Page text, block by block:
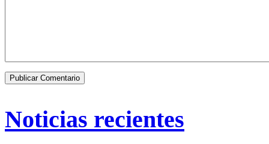
Noticias recientes